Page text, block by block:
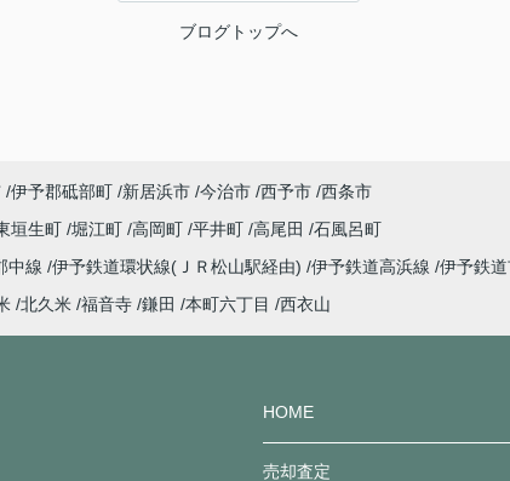
ブログトップへ
伊予郡砥部町 新居浜市 今治市 西予市 西条市
垣生町 堀江町 高岡町 平井町 高尾田
石風呂町
中線 伊予鉄道環状線(ＪＲ松山駅経由) 伊予鉄道高浜線 伊予鉄
北久米 福音寺 鎌田 本町六丁目 西衣山
HOME
売却査定